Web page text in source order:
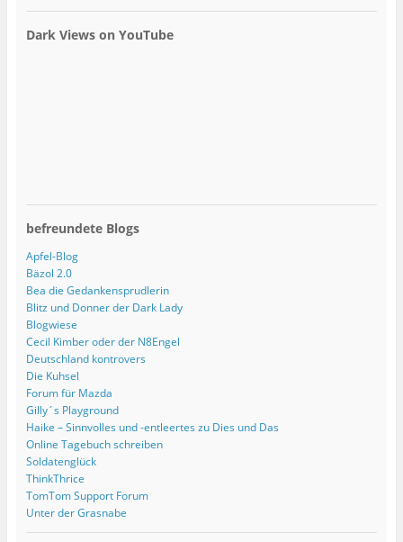
Dark Views on YouTube
befreundete Blogs
Apfel-Blog
Bäzol 2.0
Bea die Gedankensprudlerin
Blitz und Donner der Dark Lady
Blogwiese
Cecil Kimber oder der N8Engel
Deutschland kontrovers
Die Kuhsel
Forum für Mazda
Gilly´s Playground
Haike – Sinnvolles und -entleertes zu Dies und Das
Online Tagebuch schreiben
Soldatenglück
ThinkThrice
TomTom Support Forum
Unter der Grasnabe